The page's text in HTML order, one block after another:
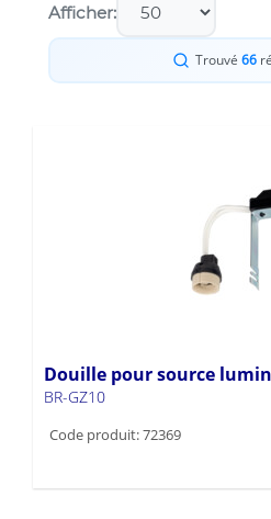
Afficher:
Trouvé 66
Douille pour source
BR-GZ10
Code produit: 72369